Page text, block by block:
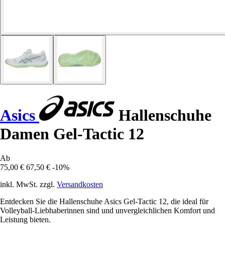
Asics
Hallenschuhe
Damen Gel-Tactic 12
Ab
75,00 € 67,50 € -10%
inkl. MwSt. zzgl. Versandkosten
Entdecken Sie die Hallenschuhe Asics Gel-Tactic 12, die ideal für
Volleyball-Liebhaberinnen sind und unvergleichlichen Komfort und
Leistung bieten.